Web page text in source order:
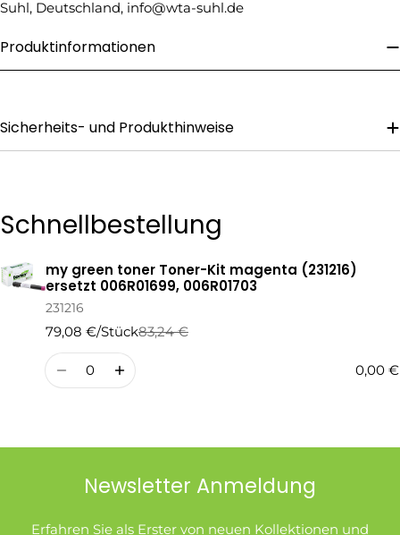
E-
Ihre
Frage Senden
Suhl, Deutschland, info@wta-suhl.de
Produktinformationen
Sicherheits- und Produkthinweise
Schnellbestellung
Ihr
Warenkorb
my green toner Toner-Kit magenta (231216)
ersetzt 006R01699, 006R01703
231216
79,08 €/Stück
Regulärer
Preis
83,24 €
Verkaufspreis
Menge
0,00 €
Newsletter Anmeldung
Erfahren Sie als Erster von neuen Kollektionen und